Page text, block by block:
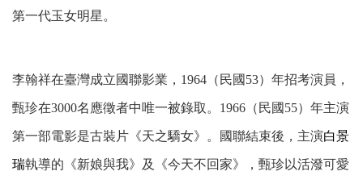
第一代玉女明星。
李翰祥在臺灣成立國聯影業，1964 （民國53） 年招考演員，
甄珍在3000名應徵者中唯一被錄取。1966 （民國55） 年主演
第一部電影是古裝片《天之驕女》。國聯結束後，主演白景
瑞執導的《新娘與我》及《今天不回家》，甄珍以活潑可愛